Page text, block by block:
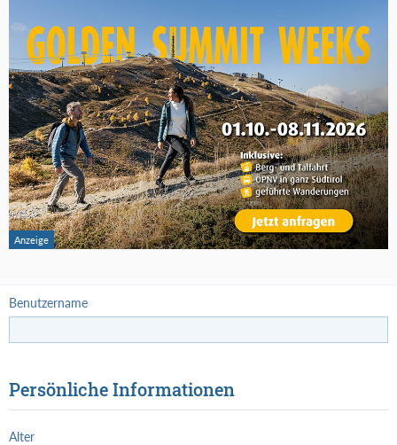
Benutzername
Persönliche Informationen
Alter